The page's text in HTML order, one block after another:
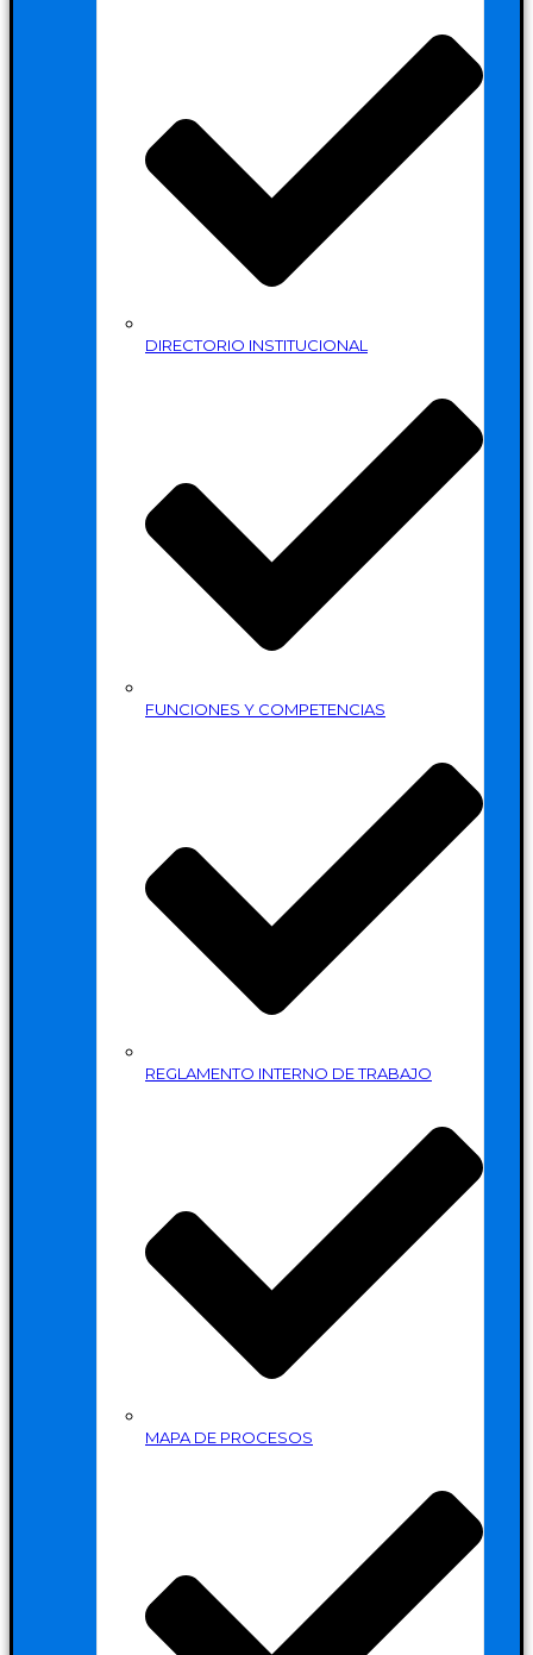
DIRECTORIO INSTITUCIONAL
FUNCIONES Y COMPETENCIAS
REGLAMENTO INTERNO DE TRABAJO
MAPA DE PROCESOS